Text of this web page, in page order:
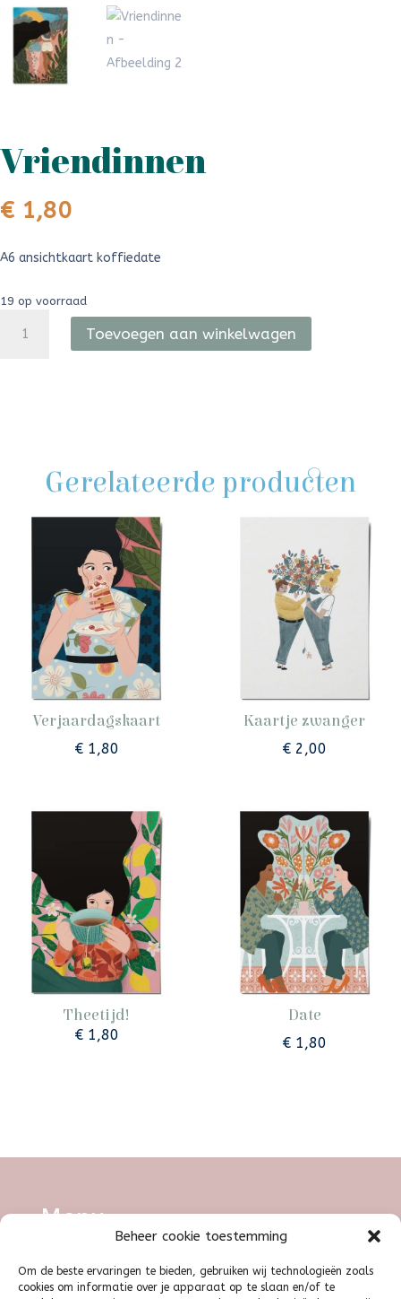
Beheer cookie toestemming
Om de beste ervaringen te bieden, gebruiken wij technologieën zoals
cookies om informatie over je apparaat op te slaan en/of te
Vriendinnen
€ 1,80
A6 ansichtkaart koffiedate
19 op voorraad
aantal
Toevoegen aan winkelwagen
Gerelateerde producten
Verjaardagskaart
€1,80
Kaartje zwanger
€ 2,00
Theetijd!
€1,80
Date
€ 1,80
Menu
Illustratie|Grafisch ontwerp|Shop|